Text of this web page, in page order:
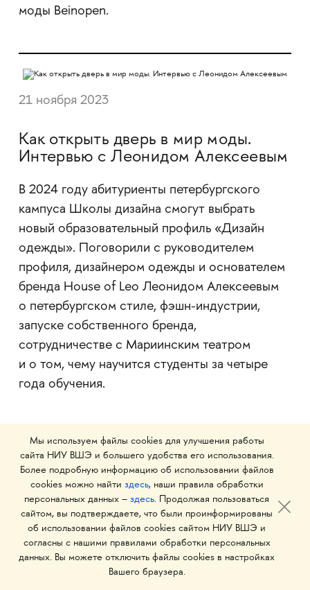
моды Beinopen.
21 ноября 2023
Как открыть дверь в мир моды.
Интервью с Леонидом Алексеевым
В 2024 году абитуриенты петербургского
кампуса Школы дизайна смогут выбрать
новый образовательный профиль «Дизайн
одежды». Поговорили с руководителем
профиля, дизайнером одежды и основателем
бренда House of Leo Леонидом Алексеевым
о петербургском стиле, фэшн-индустрии,
запуске собственного бренда,
сотрудничестве с Мариинским театром
и о том, чему научится студенты за четыре
года обучения.
09 ноября 2023
В Школе дизайна НИУ ВШЭ —
Санкт-Петербург открывается
профиль «Дизайн одежды»
Мы используем файлы cookies для улучшения работы
сайта НИУ ВШЭ и большего удобства его использования.
Более подробную информацию об использовании файлов
cookies можно найти здесь, наши правила обработки
персональных данных – здесь. Продолжая пользоваться
сайтом, вы подтверждаете, что были проинформированы
об использовании файлов cookies сайтом НИУ ВШЭ и
согласны с нашими правилами обработки персональных
данных. Вы можете отключить файлы cookies в настройках
Вашего браузера.